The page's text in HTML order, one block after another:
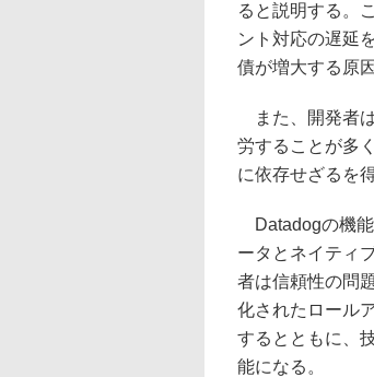
ると説明する。
ント対応の遅延
債が増大する原
また、開発者
労することが多
に依存せざるを
Datadogの機能
ータとネイティ
者は信頼性の問
化されたロール
するとともに、
能になる。